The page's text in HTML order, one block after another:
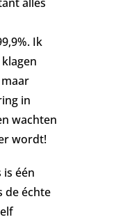
Ik
in
wachten
wordt!
is één
de échte